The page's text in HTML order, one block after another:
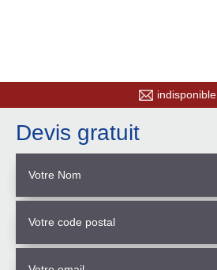
indisponible
Devis gratuit